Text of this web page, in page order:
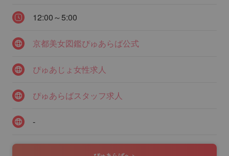
12:00～5:00
京都美女図鑑ぴゅあらば公式
ぴゅあじょ女性求人
ぴゅあらばスタッフ求人
-